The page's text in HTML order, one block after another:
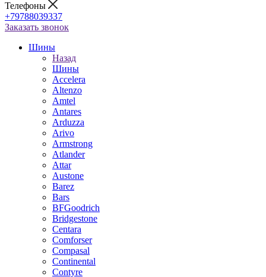
Телефоны
+79788039337
Заказать звонок
Шины
Назад
Шины
Accelera
Altenzo
Amtel
Antares
Arduzza
Arivo
Armstrong
Atlander
Attar
Austone
Barez
Bars
BFGoodrich
Bridgestone
Centara
Comforser
Compasal
Continental
Contyre